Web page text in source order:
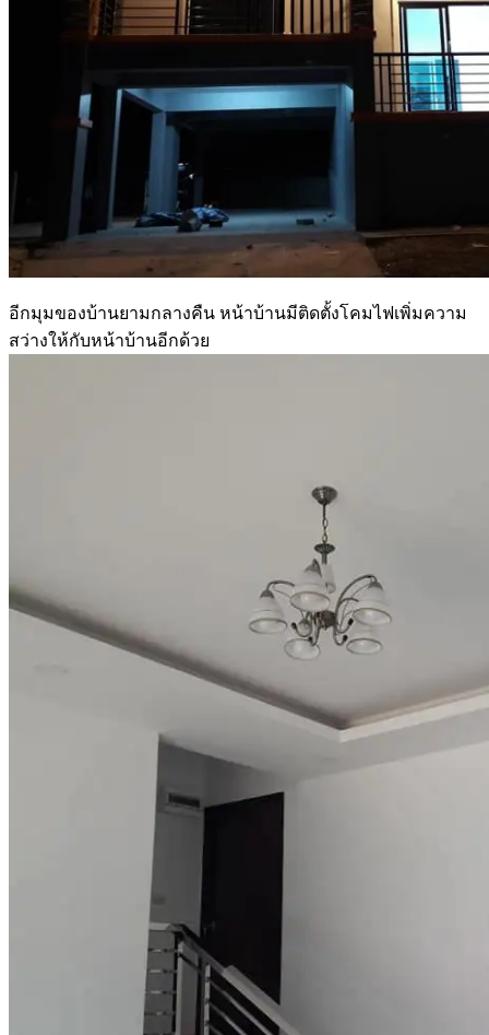
อีกมุมของบ้านยามกลางคืน หน้าบ้านมีติดตั้งโคมไฟเพิ่มความ
สว่างให้กับหน้าบ้านอีกด้วย